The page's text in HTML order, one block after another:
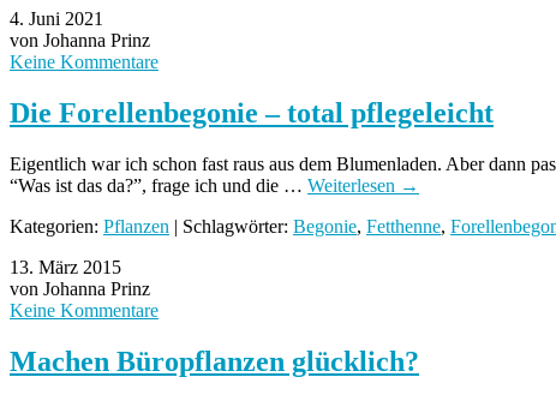
4. Juni 2021
von Johanna Prinz
Keine Kommentare
Die Forellenbegonie – total pflegeleicht
Eigentlich war ich schon fast raus aus dem Blumenladen. Aber dann
“Was ist das da?”, frage ich und die … Weiterlesen →
Kategorien: Pflanzen | Schlagwörter: Begonie, Fetthenne,
13. März 2015
von Johanna Prinz
Keine Kommentare
Machen Büropflanzen glücklich?